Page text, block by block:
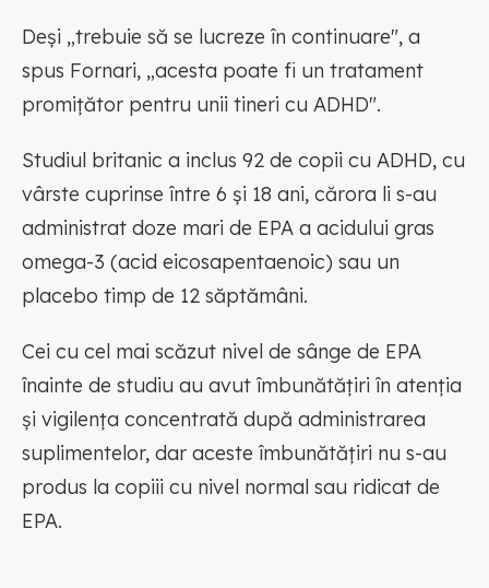
Deși „trebuie să se lucreze în continuare", a
spus Fornari, „acesta poate fi un tratament
promițător pentru unii tineri cu ADHD".
Studiul britanic a inclus 92 de copii cu ADHD, cu
vârste cuprinse între 6 și 18 ani, cărora li s-au
administrat doze mari de EPA a acidului gras
omega-3 (acid eicosapentaenoic) sau un
placebo timp de 12 săptămâni.
Cei cu cel mai scăzut nivel de sânge de EPA
înainte de studiu au avut îmbunătățiri în atenția
și vigilența concentrată după administrarea
suplimentelor, dar aceste îmbunătățiri nu s-au
produs la copiii cu nivel normal sau ridicat de
EPA.